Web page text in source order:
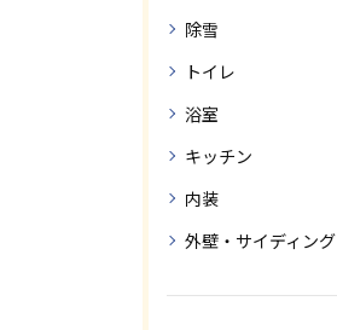
除雪
トイレ
浴室
キッチン
内装
外壁・サイディング